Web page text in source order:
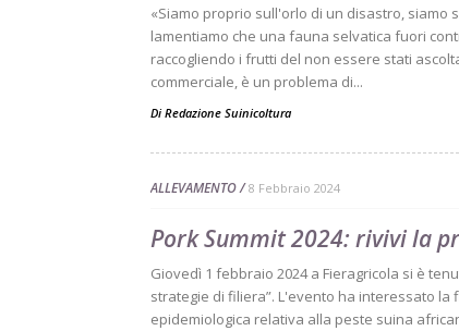
«Siamo proprio sull'orlo di un disastro, siamo
lamentiamo che una fauna selvatica fuori
raccogliendo i frutti del non essere stati
commerciale, è un problema di...
Di Redazione Suinicoltura
ALLEVAMENTO 8 Febbraio 2024
Pork Summit 2024: rivivi la
Giovedì 1 febbraio 2024 a Fieragricola si è
strategie di filiera”. L'evento ha interessato
epidemiologica relativa alla peste suina